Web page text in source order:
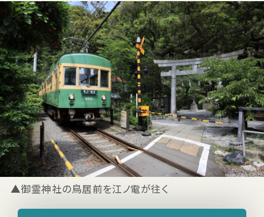
▲御霊神社の鳥居前を江ノ電が往く